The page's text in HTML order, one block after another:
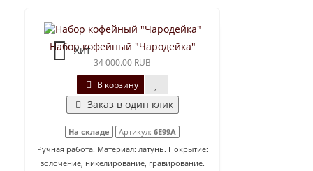
Хит
Набор кофейный "Чародейка"
34 000.00 RUB
В корзину
Заказ в один клик
На складе Артикул: 6E99A
Ручная работа. Материал: латунь. Покрытие:
золочение, никелирование, гравирование.